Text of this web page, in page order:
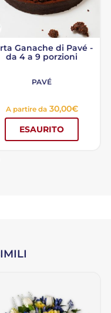
Ganache di Pavé -
da 4 a 9 porzioni
PAVÉ
A partire da 30,00€
ESAURITO